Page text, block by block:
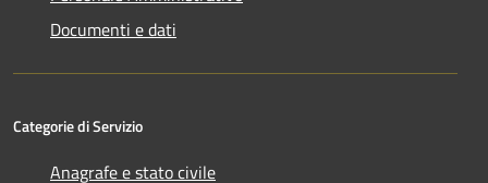
Documenti e dati
Categorie di Servizio
Anagrafe e stato civile